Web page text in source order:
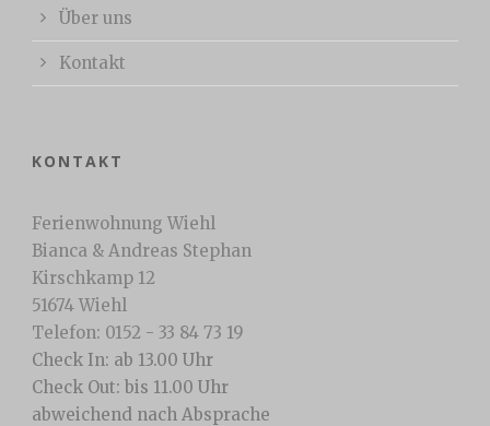
Über uns
Kontakt
KONTAKT
Ferienwohnung Wiehl
Bianca & Andreas Stephan
Kirschkamp 12
51674 Wiehl
Telefon: 0152 - 33 84 73 19
Check In: ab 13.00 Uhr
Check Out: bis 11.00 Uhr
abweichend nach Absprache